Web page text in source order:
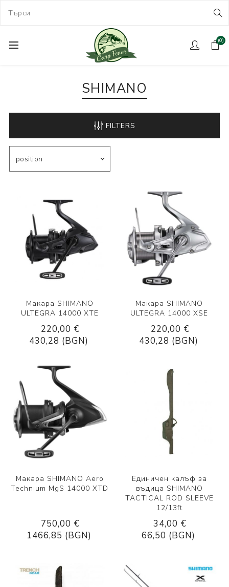
(0)
SHIMANO
FILTERS
Макара SHIMANO
ULTEGRA 14000 XTE
220,00 €
430,28 (BGN)
Макара SHIMANO
ULTEGRA 14000 XSE
220,00 €
430,28 (BGN)
Макара SHIMANO Aero
Technium MgS 14000 XTD
750,00 €
1466,85 (BGN)
Единичен калъф за
въдица SHIMANO
TACTICAL ROD SLEEVE
12/13ft
34,00 €
66,50 (BGN)